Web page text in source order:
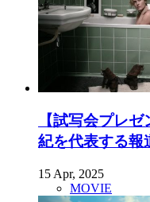
【試写会プレ
紀を代表する報
15 Apr, 2025
MOVIE